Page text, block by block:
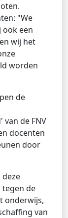
"We
ook een
wij het
worden
de
de FNV
docenten
door
de
onderwijs,
van